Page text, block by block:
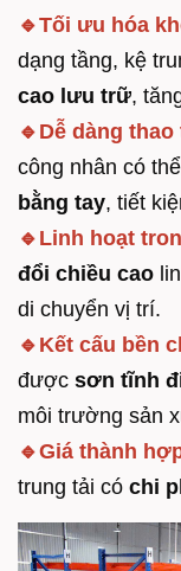
🔹Tối ưu hóa
dạng tầng, kệ
cao lưu trữ,
🔹Dễ dàng
công nhân có
bằng tay, tiết
🔹Linh hoạt
đổi chiều cao
di chuyển vị trí.
🔹Kết cấu bền
được sơn tĩnh
môi trường sản
🔹Giá thành
trung tải có chi